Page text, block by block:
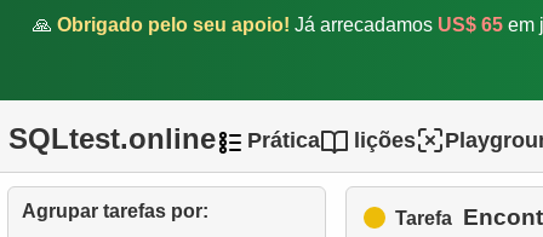
🙏 Obrigado pelo seu apoio! Já arrecadamos US$ 65 em
SQLtest.online Prática lições
Agrupar tarefas por:
Tarefa